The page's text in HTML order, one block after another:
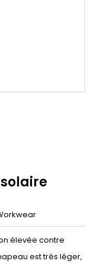
élevée contre
est très léger,